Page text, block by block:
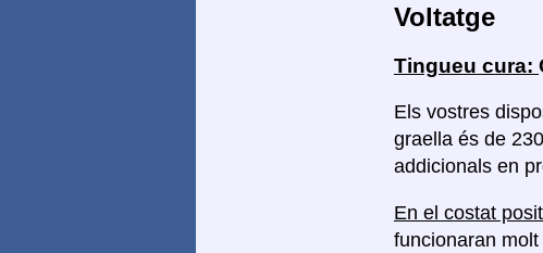
Voltatge
Tingueu cura:
Els vostres
graella és de
addicionals en
En el costat
funcionaran